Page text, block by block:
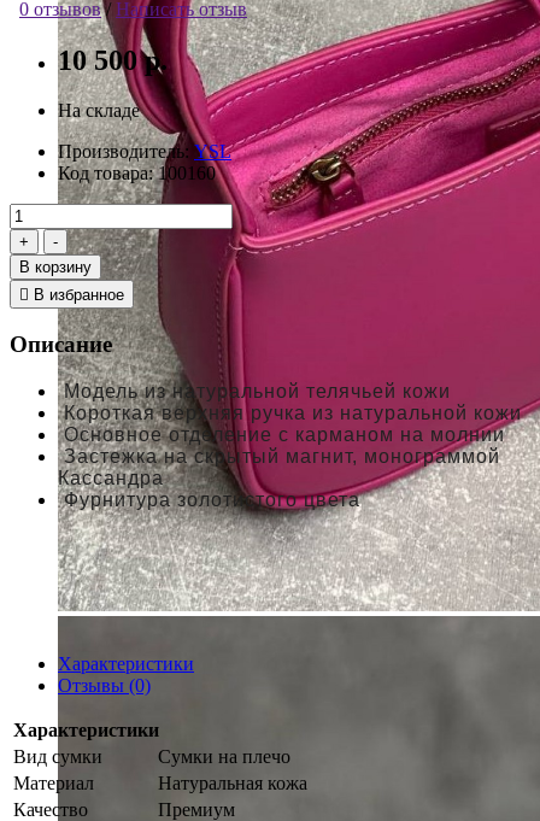
0 отзывов/ Написать отзыв
10 500 р.
На складе
Производитель: YSL
Код товара:100160
В корзину
В избранное
Описание
Модель из натуральной телячьей кожи
Короткая верхняя ручка из натуральной кожи
Основное отделение с карманом на молнии
Застежка на скрытый магнит, монограммой
Кассандра
Фурнитура золотистого цвета
Характеристики
Отзывы (0)
Характеристики
Вид сумки
Сумки на плечо
Материал
Натуральная кожа
Качество
Премиум